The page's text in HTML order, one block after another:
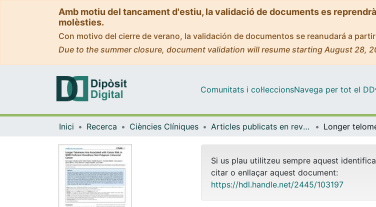
Amb motiu del tancament d'estiu, la validació de documents es
molèsties.
Con motivo del cierre de verano, la validación de documentos se reanudará a
Due to the summer closure, document validation will resume starting August 28,
Comunitats i col·leccionsNavega per tot el DD
Inici Recerca Ciències Clíniques Articles publicats en revistes (Ciències Clíniques)
Si us plau utilitzeu sempre aquest
citar o enllaçar aquest document:
https://hdl.handle.net/2445/103197